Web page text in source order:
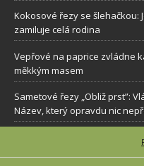
Kokosové řezy se šlehačkou:
zamiluje celá rodina
Vepřové na paprice zvládne
měkkým masem
Sametové řezy „Obliž prst”:
Název, který opravdu nic